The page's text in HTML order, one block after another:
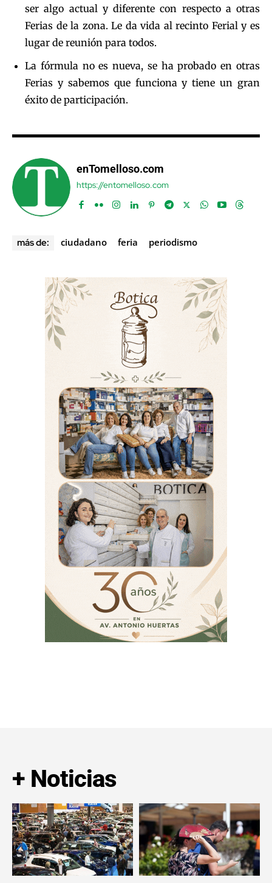
ser algo actual y diferente con respecto a otras
Ferias de la zona. Le da vida al recinto Ferial y es
lugar de reunión para todos.
La fórmula no es nueva, se ha probado en otras
Ferias y sabemos que funciona y tiene un gran
éxito de participación.
enTomelloso.com
https://entomelloso.com
más de: ciudadano feria periodismo
+ Noticias